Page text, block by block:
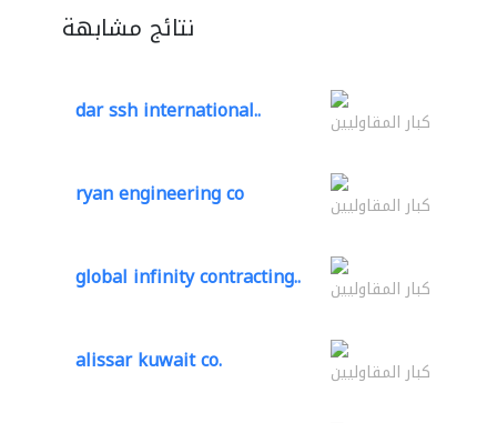
نتائج مشابهة
dar ssh international.. كبار المقاوليين
ryan engineering co كبار المقاوليين
global infinity contracting.. كبار المقاوليين
alissar kuwait co. كبار المقاوليين